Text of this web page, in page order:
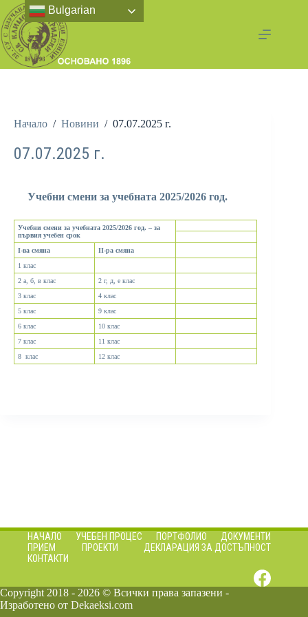
Начало / Новини / 07.07.2025 г.
07.07.2025 г.
Учебни смени за учебната 2025/2026 год.
Учебни смени за учебната 2025/2026 год. – за
първия учебен срок
I-ва смяна
II-ра смяна
1 клас
2 а, б, в клас
2 г, д, е клас
3 клас
4 клас
5 клас
9 клас
6 клас
10 клас
7 клас
11 клас
8 клас
12 клас
НАЧАЛО УЧЕБЕН ПРОЦЕС ПОРТФОЛИО
ДОКУМЕНТИ
ПРИЕМ
ПРОЕКТИ
ДЕКЛАРАЦИЯ ЗА ДОСТЪПНОСТ
КОНТАКТИ
Copyright 2018 - 2026 © Всички права запазени -
Изработено от Dekaeksi.com
Bulgarian